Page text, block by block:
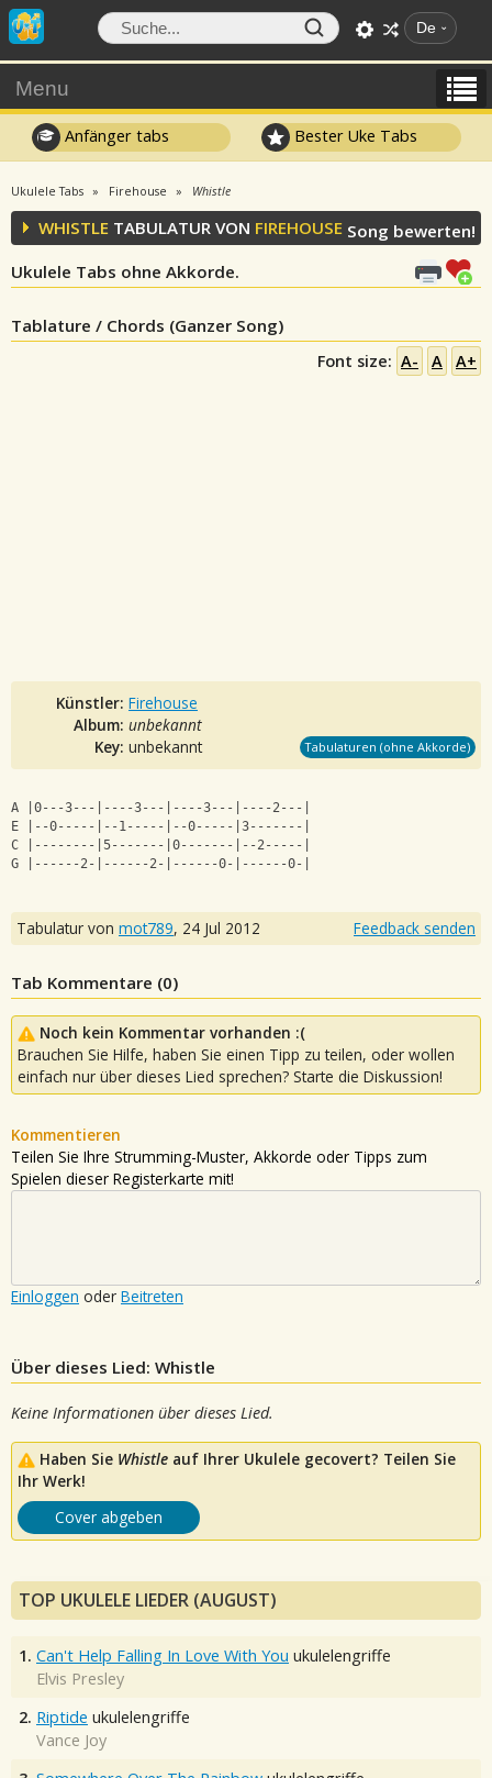
De
Menu
Anfänger tabs Bester Uke Tabs
Ukulele Tabs Firehouse Whistle
WHISTLE TABULATUR VON FIREHOUSE
Ukulele Tabs ohne Akkorde.
Song bewerten!
Tablature / Chords (Ganzer Song)
Font size: A- A A+
Künstler: Firehouse
Album: unbekannt
Key: unbekannt Tabulaturen (ohne Akkorde)
A |0---3---|----3---|----3---|----2---|
E |--0-----|--1-----|--0-----|3-------|
C |--------|5-------|0-------|--2-----|
G |------2-|------2-|------0-|------0-|
Tabulatur von mot789, 24 Jul 2012 Feedback senden
Tab Kommentare (0)
Noch kein Kommentar vorhanden :(
Brauchen Sie Hilfe, haben Sie einen Tipp zu teilen, oder wollen
einfach nur über dieses Lied sprechen? Starte die Diskussion!
Kommentieren
Teilen Sie Ihre Strumming-Muster, Akkorde oder Tipps zum
Spielen dieser Registerkarte mit!
Einloggen oder Beitreten
Über dieses Lied: Whistle
Keine Informationen über dieses Lied.
Haben Sie Whistle auf Ihrer Ukulele gecovert? Teilen Sie
Ihr Werk!
Cover abgeben
TOP UKULELE LIEDER (AUGUST)
1. Can't Help Falling In Love With You ukulelengriffe
Elvis Presley
2. Riptide ukulelengriffe
Vance Joy